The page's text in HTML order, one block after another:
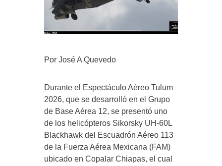
Por José A Quevedo
Durante el Espectáculo Aéreo Tulum
2026, que se desarrolló en el Grupo
de Base Aérea 12, se presentó uno
de los helicópteros Sikorsky UH-60L
Blackhawk del Escuadrón Aéreo 113
de la Fuerza Aérea Mexicana (FAM)
ubicado en Copalar Chiapas, el cual